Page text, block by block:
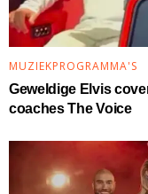
MUZIEKPROGRAMMA'S
Geweldige Elvis
coaches The Voice